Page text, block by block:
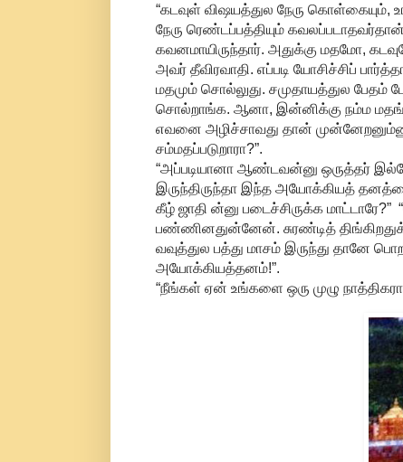
“கடவுள் விஷயத்துல நேரு கொள்கையும்,
நேரு ரெண்டப்பத்தியும்
கவனமாயிருந்தார். அதுக்கு மதமோ,
அவர் தீவிரவாதி. எப்படி யோசிச்சிப்
மதமும் சொல்லுது. சமுதாயத்துல பேதம்
சொல்றாங்க. ஆனா, இன்னிக்கு நம்ம
எவனை அழிச்சாவது தான்
சம்மதப்படுறாரா?”.
“அப்படியானா ஆண்டவன்னு ஒருத்தர்
இருந்திருந்தா இந்த அயோக்கியத்
கீழ் ஜாதி ன்னு படைச்சிருக்க
பண்ணினதுன்னேன். சுரண்டித்
வவுத்துல பத்து மாசம் இருந்து தானே
அயோக்கியத்தனம்!”.
“நீங்கள் ஏன் உங்களை ஒரு முழு